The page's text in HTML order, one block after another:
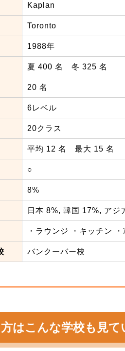
Kaplan
Toronto
1988年
夏 400 名 冬 325 名
20 名
6レベル
20クラス
平均 12 名 最大 15 名
○
8%
日本 8%, 韓国 17%, ア
・ラウンジ ・キッチン
バンクーバー校
はこんな学校も見て